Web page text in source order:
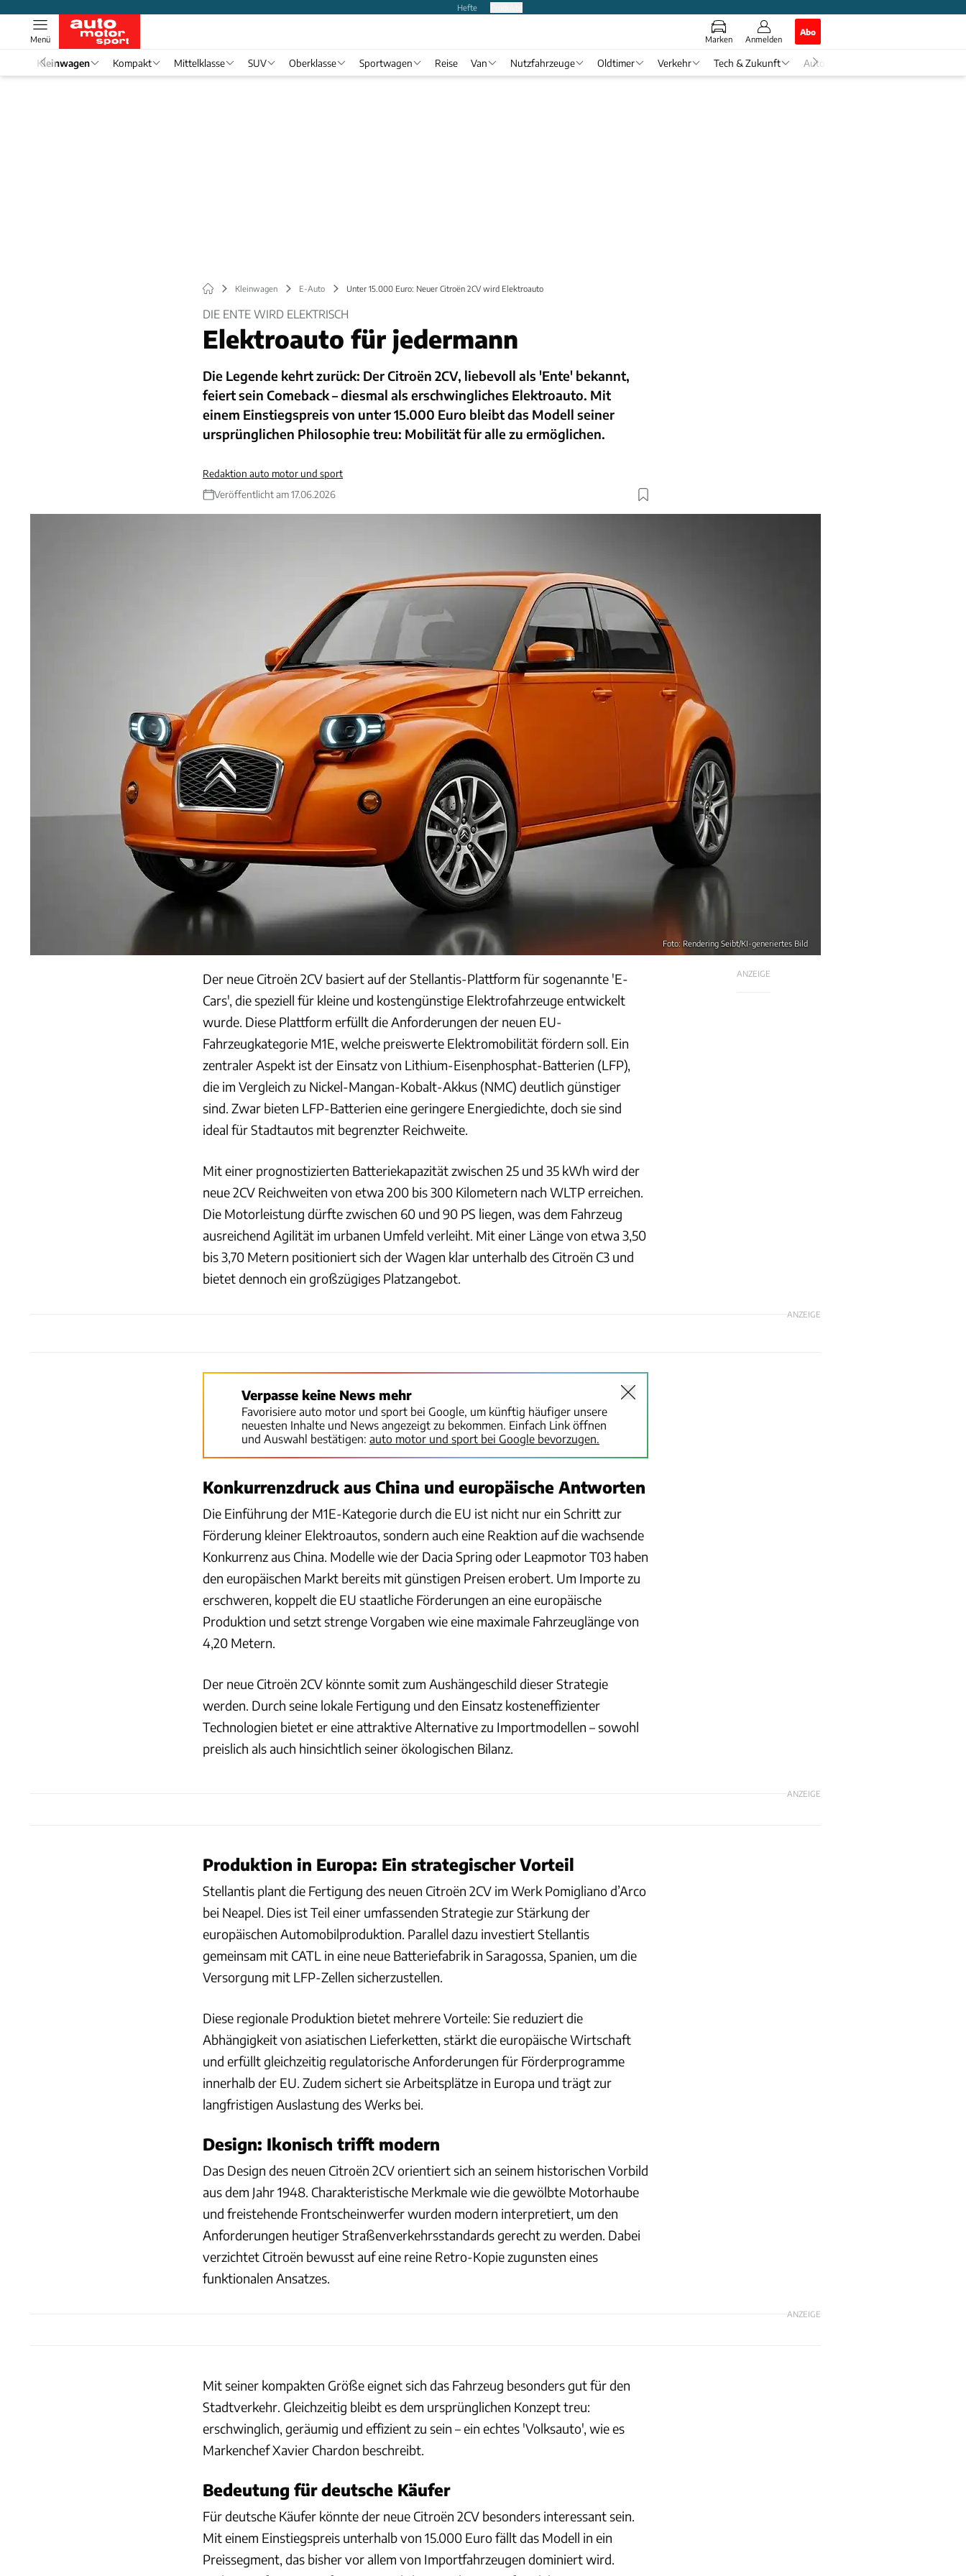
Hefte
Marken Anmelden
Abo
Menü
Kleinwagen Kompakt Mittelklasse SUV Oberklasse Sportwagen Reise Van Nutzfahrzeuge Oldtimer Verkehr Tech & Zukunft Auto-Horoskop
Kleinwagen E-Auto Unter 15.000 Euro: Neuer Citroën 2CV wird Elektroauto
DIE ENTE WIRD ELEKTRISCH
Elektroauto für jedermann
Die Legende kehrt zurück: Der Citroën 2CV, liebevoll als 'Ente' bekannt,
feiert sein Comeback – diesmal als erschwingliches Elektroauto. Mit
einem Einstiegspreis von unter 15.000 Euro bleibt das Modell seiner
ursprünglichen Philosophie treu: Mobilität für alle zu ermöglichen.
Redaktion auto motor und sport
Veröffentlicht am 17.06.2026
Foto: Rendering Seibt/KI-generiertes Bild
ANZEIGE
Der neue Citroën 2CV basiert auf der Stellantis-Plattform für sogenannte 'E-
Cars', die speziell für kleine und kostengünstige Elektrofahrzeuge entwickelt
wurde. Diese Plattform erfüllt die Anforderungen der neuen EU-
Fahrzeugkategorie M1E, welche preiswerte Elektromobilität fördern soll. Ein
zentraler Aspekt ist der Einsatz von Lithium-Eisenphosphat-Batterien (LFP),
die im Vergleich zu Nickel-Mangan-Kobalt-Akkus (NMC) deutlich günstiger
sind. Zwar bieten LFP-Batterien eine geringere Energiedichte, doch sie sind
ideal für Stadtautos mit begrenzter Reichweite.
Mit einer prognostizierten Batteriekapazität zwischen 25 und 35 kWh wird der
neue 2CV Reichweiten von etwa 200 bis 300 Kilometern nach WLTP erreichen.
Die Motorleistung dürfte zwischen 60 und 90 PS liegen, was dem Fahrzeug
ausreichend Agilität im urbanen Umfeld verleiht. Mit einer Länge von etwa 3,50
bis 3,70 Metern positioniert sich der Wagen klar unterhalb des Citroën C3 und
bietet dennoch ein großzügiges Platzangebot.
ANZEIGE
Verpasse keine News mehr
Favorisiere auto motor und sport bei Google, um künftig häufiger unsere
neuesten Inhalte und News angezeigt zu bekommen. Einfach Link öffnen
und Auswahl bestätigen: auto motor und sport bei Google bevorzugen.
Konkurrenzdruck aus China und europäische Antworten
Die Einführung der M1E-Kategorie durch die EU ist nicht nur ein Schritt zur
Förderung kleiner Elektroautos, sondern auch eine Reaktion auf die wachsende
Konkurrenz aus China. Modelle wie der Dacia Spring oder Leapmotor T03 haben
den europäischen Markt bereits mit günstigen Preisen erobert. Um Importe zu
erschweren, koppelt die EU staatliche Förderungen an eine europäische
Produktion und setzt strenge Vorgaben wie eine maximale Fahrzeuglänge von
4,20 Metern.
Der neue Citroën 2CV könnte somit zum Aushängeschild dieser Strategie
werden. Durch seine lokale Fertigung und den Einsatz kosteneffizienter
Technologien bietet er eine attraktive Alternative zu Importmodellen – sowohl
preislich als auch hinsichtlich seiner ökologischen Bilanz.
ANZEIGE
Produktion in Europa: Ein strategischer Vorteil
Stellantis plant die Fertigung des neuen Citroën 2CV im Werk Pomigliano d’Arco
bei Neapel. Dies ist Teil einer umfassenden Strategie zur Stärkung der
europäischen Automobilproduktion. Parallel dazu investiert Stellantis
gemeinsam mit CATL in eine neue Batteriefabrik in Saragossa, Spanien, um die
Versorgung mit LFP-Zellen sicherzustellen.
Diese regionale Produktion bietet mehrere Vorteile: Sie reduziert die
Abhängigkeit von asiatischen Lieferketten, stärkt die europäische Wirtschaft
und erfüllt gleichzeitig regulatorische Anforderungen für Förderprogramme
innerhalb der EU. Zudem sichert sie Arbeitsplätze in Europa und trägt zur
langfristigen Auslastung des Werks bei.
Design: Ikonisch trifft modern
Das Design des neuen Citroën 2CV orientiert sich an seinem historischen Vorbild
aus dem Jahr 1948. Charakteristische Merkmale wie die gewölbte Motorhaube
und freistehende Frontscheinwerfer wurden modern interpretiert, um den
Anforderungen heutiger Straßenverkehrsstandards gerecht zu werden. Dabei
verzichtet Citroën bewusst auf eine reine Retro-Kopie zugunsten eines
funktionalen Ansatzes.
ANZEIGE
Mit seiner kompakten Größe eignet sich das Fahrzeug besonders gut für den
Stadtverkehr. Gleichzeitig bleibt es dem ursprünglichen Konzept treu:
erschwinglich, geräumig und effizient zu sein – ein echtes 'Volksauto', wie es
Markenchef Xavier Chardon beschreibt.
Bedeutung für deutsche Käufer
Für deutsche Käufer könnte der neue Citroën 2CV besonders interessant sein.
Mit einem Einstiegspreis unterhalb von 15.000 Euro fällt das Modell in ein
Preissegment, das bisher vor allem von Importfahrzeugen dominiert wird.